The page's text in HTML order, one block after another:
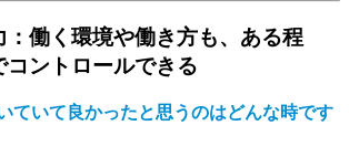
：働く環境や働き方も、ある程
コントロールできる
ていて良かったと思うのはどんな時です